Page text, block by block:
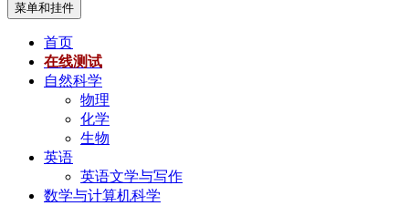
菜单和挂件
首页
在线测试
自然科学
物理
化学
生物
英语
英语文学与写作
数学与计算机科学